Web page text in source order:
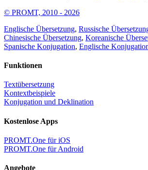
© PROMT, 2010 - 2026
Englische Übersetzung, Russische
Chinesische Übersetzung, Koreanische
Spanische Konjugation, Englische
Funktionen
Textübersetzung
Kontextbeispiele
Konjugation und Deklination
Kostenlose Apps
PROMT.One für iOS
PROMT.One für Android
Angebote